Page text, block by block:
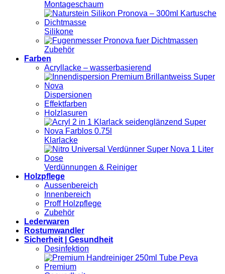
Montageschaum
Silikone
Zubehör
Farben
Acryllacke – wasserbasierend
Dispersionen
Effektfarben
Holzlasuren
Klarlacke
Verdünnungen & Reiniger
Holzpflege
Aussenbereich
Innenbereich
Proff Holzpflege
Zubehör
Lederwaren
Rostumwandler
Sicherheit | Gesundheit
Desinfektion